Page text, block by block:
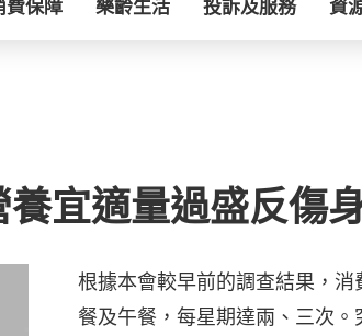
費保障 樂齡生活 投訴及服務 資
宜適量過盛反傷
根據本會較早前的調查結果，
餐及午餐，每星期達兩、三次